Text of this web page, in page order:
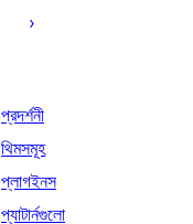
প্রদর্শনী
থিমসমূহ
প্লাগইনস
প্যাটার্নগুলো